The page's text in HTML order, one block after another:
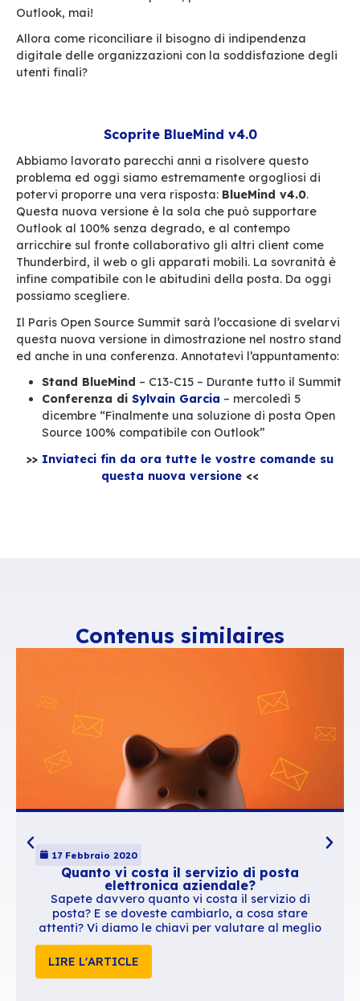
europee affermare che l’Europa non deve
vassalla di altre grandi potenze. Ciò è
rilevante in ambito digitale dove gli attori
troppo spesso si adoprano a tenere chiuse le
Per un produttore di soluzioni di posta
BlueMind, la chiave si chiama Outlook
diffuso, il più apprezzato e il suo utilizzo è così
radicato nelle abitudini degli utenti che
discussione minaccerebbe la pace sociale in
Cambiare il sistema di posta, perché no.
Outlook, mai!
Allora come riconciliare il bisogno di
digitale delle organizzazioni con la
utenti finali?
Scoprite BlueMind v4.0
Abbiamo lavorato parecchi anni a risolvere
problema ed oggi siamo estremamente
potervi proporre una vera risposta:
Il Paris Open Source Summit sarà l’occasione
Stand BlueMind
– C13-C15 – Durante
Conferenza di
Sylvain Garcia
–
dicembre “Finalmente una soluzione di
Source 100% compatibile con Outlook”
>>Inviateci fin da ora tutte le vostre